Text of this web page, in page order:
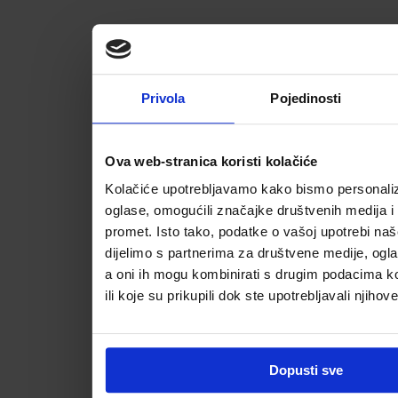
Privola Pojedinosti
Ova web-stranica koristi kolačiće
Kolačiće upotrebljavamo kako bismo
oglase, omogućili značajke društvenih medija i
promet. Isto tako, podatke o vašoj upotrebi
dijelimo s partnerima za društvene medije,
a oni ih mogu kombinirati s drugim podacima
ili koje su prikupili dok ste upotrebljavali
Dopusti sve